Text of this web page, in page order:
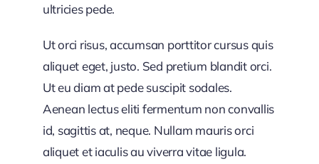
ultricies pede.
Ut orci risus, accumsan porttitor cursus quis
aliquet eget, justo. Sed pretium blandit orci.
Ut eu diam at pede suscipit sodales.
Aenean lectus eliti fermentum non convallis
id, sagittis at, neque. Nullam mauris orci
aliquet et iaculis au viverra vitae ligula.